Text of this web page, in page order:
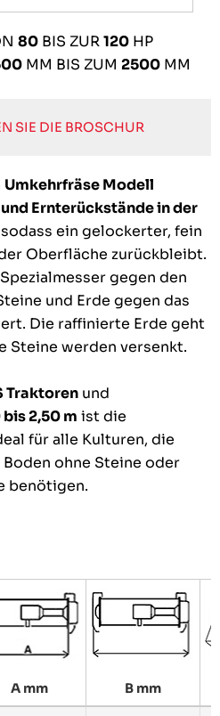
80 BIS ZUR120 HP
MM BIS ZUM 2500 MM
SIE DIE BROSCHUR
Umkehrfräse Modell
Ernterückstände in der
ein gelockerter, fein
Oberfläche zurückbleibt.
gegen den
und Erde gegen das
Die raffinierte Erde geht
Steine werden versenkt.
Traktoren und
bis 2,50 m ist die
für alle Kulturen, die
ohne Steine oder
benötigen.
A mm B mm